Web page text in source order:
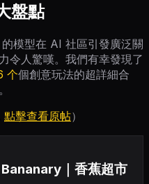
盤點
模型在 AI 社區引發廣泛關
令人驚嘆。我們有幸發現了
个個創意玩法的超詳細合
點擊查看原帖）
｜香蕉超市